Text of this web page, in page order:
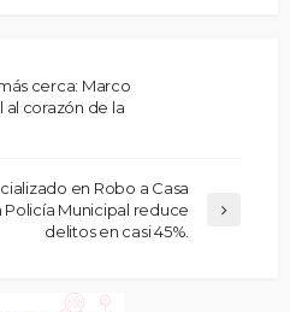
cerca: Marco
al corazón de la
en Robo a Casa
Policía Municipal reduce
delitos en casi 45%.